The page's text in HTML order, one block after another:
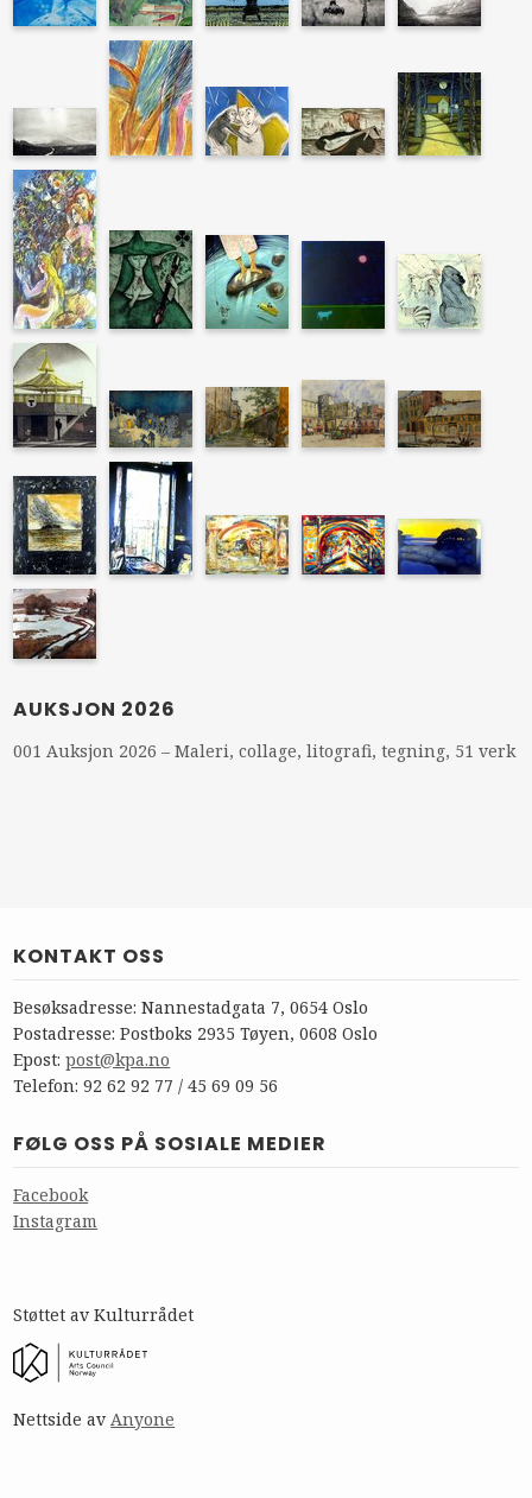
AUKSJON 2026
001 Auksjon 2026 – Maleri, collage, litografi, tegning, 51 verk
KONTAKT OSS
Besøksadresse: Nannestadgata 7, 0654 Oslo
Postadresse: Postboks 2935 Tøyen, 0608 Oslo
Epost:post@kpa.no
Telefon: 92 62 92 77 / 45 69 09 56
FØLG OSS PÅ SOSIALE MEDIER
Facebook
Instagram
Støttet av Kulturrådet
Nettside avAnyone